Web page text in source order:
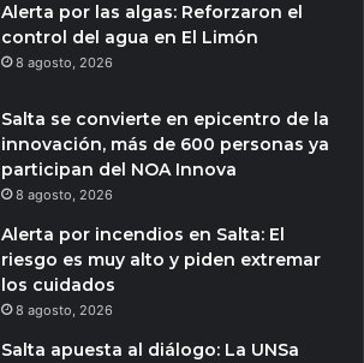
Alerta por las algas: Reforzaron el
control del agua en El Limón
8 agosto, 2026
Salta se convierte en epicentro de la
innovación, más de 600 personas ya
participan del NOA Innova
8 agosto, 2026
Alerta por incendios en Salta: El
riesgo es muy alto y piden extremar
los cuidados
8 agosto, 2026
Salta apuesta al diálogo: La UNSa